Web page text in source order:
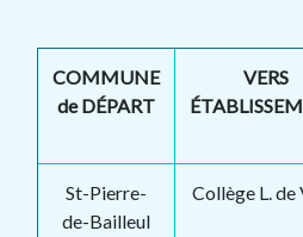
COMMUNE
de DÉPART
VERS
St-Pierre-
de-Bailleul
Collège L. de